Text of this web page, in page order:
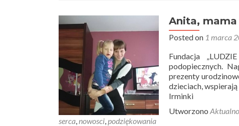
Anita,
Posted on 1 marca
Fundacja
podopiecznych.
prezenty
dzieciach,
Irminki
Utworzono
serca,nowosci,podziękowania